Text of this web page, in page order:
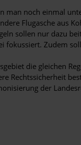
man noch einmal
Flugasche aus
sollen nur dazu
fokussiert. Zudem
die gleichen
Rechtssicherheit
der